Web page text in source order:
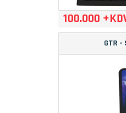
100.000
GTR -